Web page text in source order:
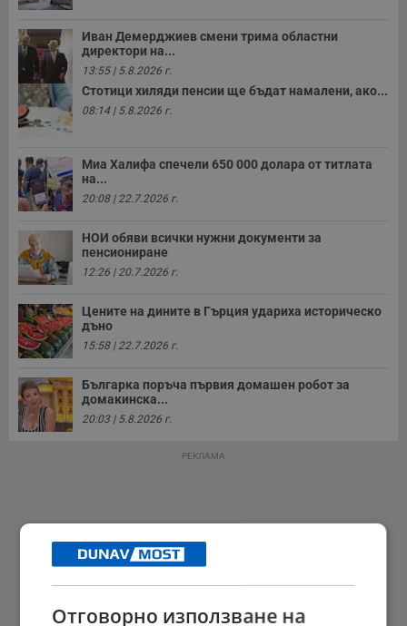
Иван Демерджиев смени трима областни
директори на...
13:55 | 5.8.2026 г.
Стотици хиляди пенсии ще бъдат намалени, ако...
08:14 | 5.8.2026 г.
Миа Халифа спечели 650 000 долара от титлата
на...
20:08 | 22.7.2026 г.
НОИ обяви всички нужни документи за
пенсиониране
12:26 | 20.7.2026 г.
Цените на дините в Гърция удариха историческо
дъно
15:58 | 22.7.2026 г.
Българка поръча първия домашен робот за
домакинска...
20:03 | 5.8.2026 г.
РЕКЛАМА
Отговорно използване на